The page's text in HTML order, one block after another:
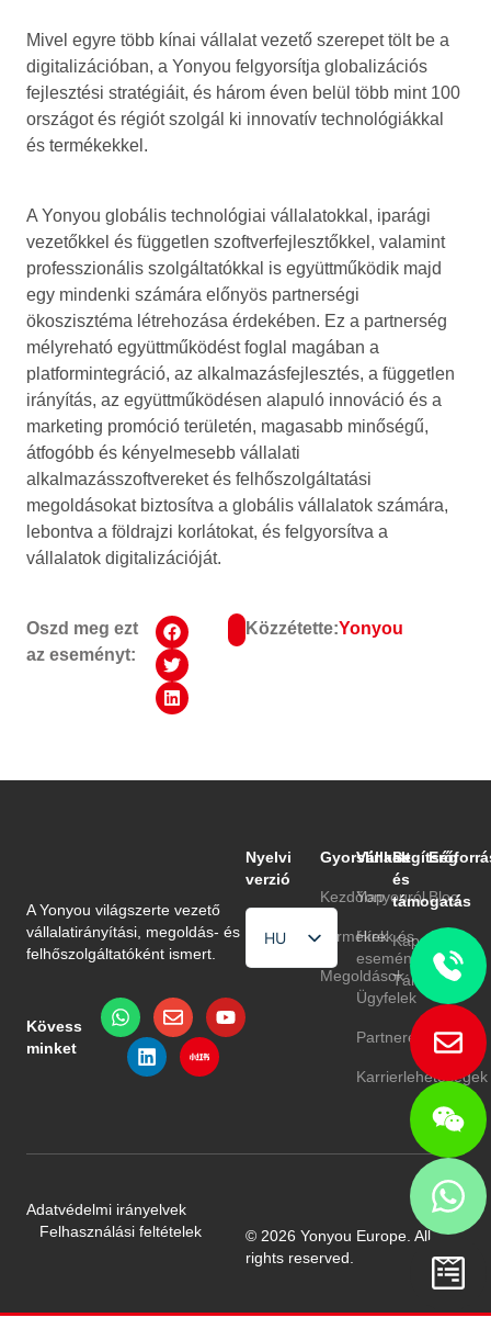
Mivel egyre több kínai vállalat vezető szerepet tölt be a
digitalizációban, a Yonyou felgyorsítja globalizációs
fejlesztési stratégiáit, és három éven belül több mint 100
országot és régiót szolgál ki innovatív technológiákkal
és termékekkel.
A Yonyou globális technológiai vállalatokkal, iparági
vezetőkkel és független szoftverfejlesztőkkel, valamint
professzionális szolgáltatókkal is együttműködik majd
egy mindenki számára előnyös partnerségi
ökoszisztéma létrehozása érdekében. Ez a partnerség
mélyreható együttműködést foglal magában a
platformintegráció, az alkalmazásfejlesztés, a független
irányítás, az együttműködésen alapuló innováció és a
marketing promóció területén, magasabb minőségű,
átfogóbb és kényelmesebb vállalati
alkalmazásszoftvereket és felhőszolgáltatási
megoldásokat biztosítva a globális vállalatok számára,
lebontva a földrajzi korlátokat, és felgyorsítva a
vállalatok digitalizációját.
Oszd meg ezt
az eseményt:
Közzétette:Yonyou
A Yonyou világszerte vezető
vállalatirányítási, megoldás- és
felhőszolgáltatóként ismert.
Kövess
minket
Nyelvi
verzió
HU
EN
Gyorslinkek
Kezdőlap
Termékek
Megoldások
Vállalat
Yonyouról
Hírek és
események
Ügyfelek
Partnerek
Karrierlehetőségek
Segítség
és
támogatás
Kapcsolat
Támogatás
Blog
GYIK
© 2026 Yonyou Europe. All
rights reserved.
Adatvédelmi irányelvek
Felhasználási feltételek